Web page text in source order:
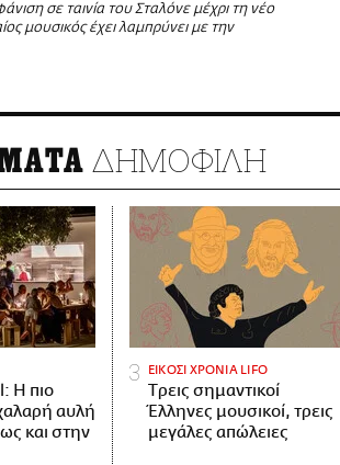
σε ταινία του Σταλόνε μέχρι τη νέο
μουσικός έχει λαμπρύνει με την
ΔΗΜΟΦΙΛΗ
Η πιο
αυλή
και στην
ΕΙΚΟΣΙ ΧΡΟΝΙΑ LIFO
Tρεις σημαντικοί
Έλληνες μουσικοί, τρεις
μεγάλες απώλειες